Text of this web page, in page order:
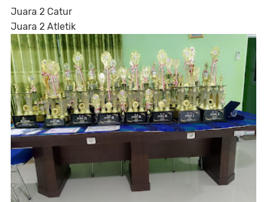
Juara 2 Catur
Juara 2 Atletik